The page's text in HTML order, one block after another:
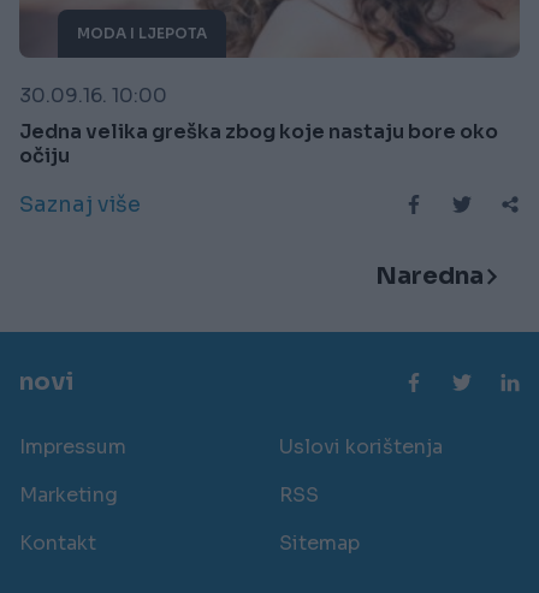
MODA I LJEPOTA
30.09.16. 10:00
Jedna velika greška zbog koje nastaju bore oko
očiju
Saznaj više
Naredna
novi
Impressum
Uslovi korištenja
Marketing
RSS
Kontakt
Sitemap